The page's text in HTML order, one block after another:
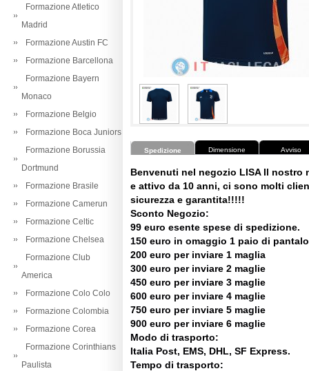
Formazione Atletico
Madrid
Formazione Austin FC
Formazione Barcellona
Formazione Bayern
Monaco
Formazione Belgio
Formazione Boca Juniors
Formazione Borussia
Dortmund
Formazione Brasile
Formazione Camerun
Formazione Celtic
Formazione Chelsea
Formazione Club
America
Formazione Colo Colo
Formazione Colombia
Formazione Corea
Formazione Corinthians
Paulista
Spedizione Dimensione Avviso
Benvenuti nel negozio LISA Il nostro
e attivo da 10 anni, ci sono molti
sicurezza e garantita!!!!!
Sconto Negozio:
99 euro esente spese di spedizione.
150 euro in omaggio 1 paio di
200 euro per inviare 1 maglia
300 euro per inviare 2 maglie
450 euro per inviare 3 maglie
600 euro per inviare 4 maglie
750 euro per inviare 5 maglie
900 euro per inviare 6 maglie
Modo di trasporto:
Italia Post, EMS, DHL, SF Express.
Tempo di trasporto: